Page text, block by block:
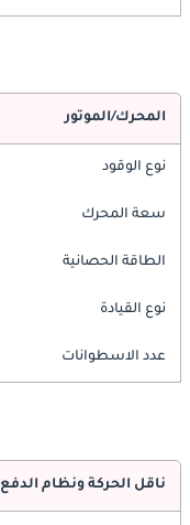
المحرك/الموتور
نوع الوقود
سعة المحرك
الطاقة الحصانية
نوع القيادة
عدد الاسطوانات
ناقل الحركة ونظام الدفع